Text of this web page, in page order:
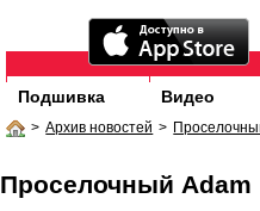
Подшивка Видео
> Архив новостей >
Проселочный Adam